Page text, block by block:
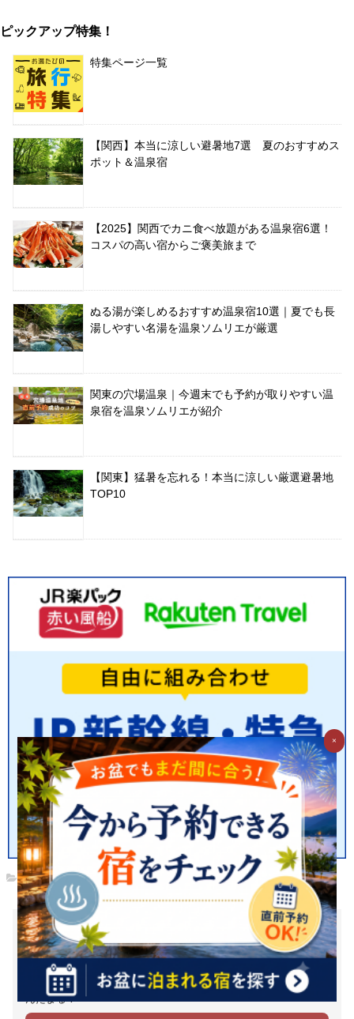
ピックアップ特集！
特集ページ一覧
【関西】本当に涼しい避暑地7選 夏のおすすめス
ポット＆温泉宿
【2025】関西でカニ食べ放題がある温泉宿6選！
コスパの高い宿からご褒美旅まで
ぬる湯が楽しめるおすすめ温泉宿10選｜夏でも長
湯しやすい名湯を温泉ソムリエが厳選
関東の穴場温泉｜今週末でも予約が取りやすい温
泉宿を温泉ソムリエが紹介
【関東】猛暑を忘れる！本当に涼しい厳選避暑地
TOP10
トップ
お湯たびで質問してみませんか？
お湯たびは、みんなが選んだホテルを検索できるホテル予約サイ
トです。質問/回答機能で相互アドバイスをすれば、マイル・電子
マネーに交換できるＧポイント(1Ｇポイント＝1円相当)がどんど
んたまる！
×